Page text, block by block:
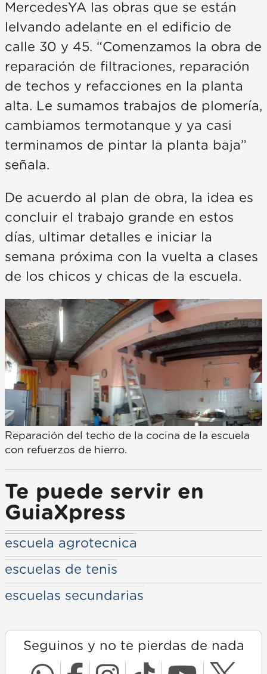
MercedesYA las obras que se están
lelvando adelante en el edificio de
calle 30 y 45. “Comenzamos la obra de
reparación de filtraciones, reparación
de techos y refacciones en la planta
alta. Le sumamos trabajos de plomería,
cambiamos termotanque y ya casi
terminamos de pintar la planta baja”
señala.
De acuerdo al plan de obra, la idea es
concluir el trabajo grande en estos
días, ultimar detalles e iniciar la
semana próxima con la vuelta a clases
de los chicos y chicas de la escuela.
Reparación del techo de la cocina de la escuela
con refuerzos de hierro.
Te puede servir en
GuiaXpress
escuela agrotecnica
escuelas de tenis
escuelas secundarias
Seguinos y no te pierdas de nada